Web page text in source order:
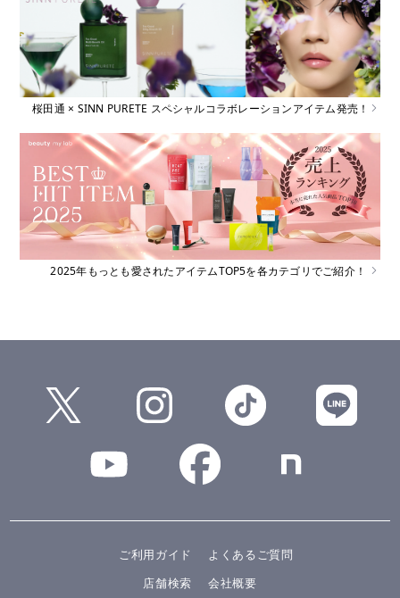
桜田通 × SINN PURETE スペシャルコラボレーションアイテム発売！
2025年もっとも愛されたアイテムTOP5を各カテゴリでご紹介！
ご利用ガイド
よくあるご質問
店舗検索
会社概要